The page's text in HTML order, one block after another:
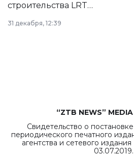
строительства LRT
в Астане из
республиканского
31 декабря, 12:39
“ZTB NEWS”
Свидетельство о
периодического печатного
агентства и сетевого
03.07.2019.